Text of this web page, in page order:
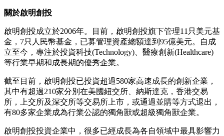
關於啟明創投
啟明創投成立於2006年。目前，啟明創投旗下管理11只美元基
金，7只人民幣基金，已募管理資產總額達到95億美元。自成
立至今，專注於投資科技(Technology)、醫療創新(Healthcare)
等行業早期和成長期的優秀企業。
截至目前，啟明創投已投資超過580家高速成長的創新企業，
其中有超過210家分別在美國紐交所、納斯達克，香港交易
所，上交所及深交所等交易所上市，或通過並購等方式退出，
有80多家企業成為行業公認的獨角獸或超級獨角獸企業。
啟明創投投資企業中，很多已經成長為各自領域中最具影響力